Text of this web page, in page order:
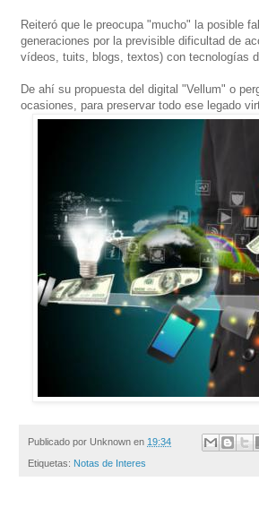
Reiteró que le preocupa "mucho" la posible
generaciones por la previsible dificultad de
vídeos, tuits, blogs, textos) con tecnologías
De ahí su propuesta del digital "Vellum" o
ocasiones, para preservar todo ese legado
Publicado por Unknown en 19:34
Etiquetas: Notas de Interes